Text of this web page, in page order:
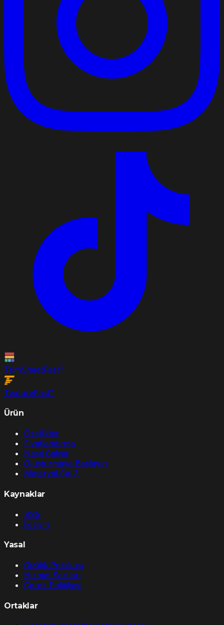
TrimSheetFast™
TextureFast™
Ürün
Özellikler
Fiyatlandırma
Nasıl Çalışır
Oluşturmaya Başlayın
Materyal Çal↗
Kaynaklar
SSS
İletişim
Yasal
Gizlilik Politikası
Hizmet Şartları
Çerez Politikası
Ortaklar